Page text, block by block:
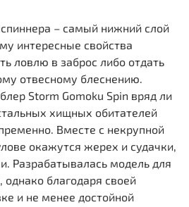
– самый нижний слой
интересные свойства
ловлю в заброс либо отдать
отвесному блеснению.
Storm Gomoku Spin вряд ли
хищных обитателей
Вместе с некрупной
окажутся жерех и судачки,
Разрабатывалась модель для
благодаря своей
и не менее достойной